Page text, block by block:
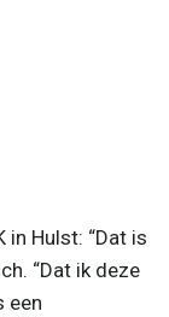
Hulst: “Dat is
“Dat ik deze
een